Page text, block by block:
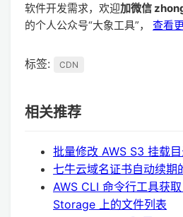
软件开发需求，欢迎加微信
的个人公众号“大象工具”， 查看
标签: CDN
相关推荐
批量修改 AWS S3 挂载
七牛云域名证书自动续
AWS CLI 命令行工具获
Storage 上的文件列表